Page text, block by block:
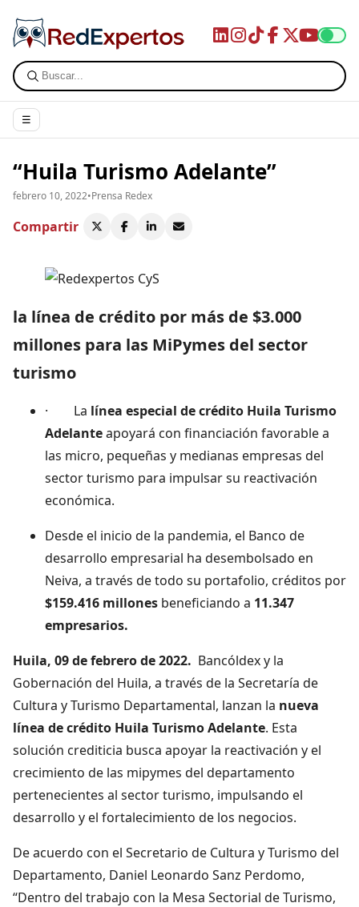
☰
“Huila Turismo Adelante”
febrero 10, 2022•Prensa Redex
Compartir
la línea de crédito por más de $3.000
millones para las MiPymes del sector
turismo
· La línea especial de crédito Huila Turismo
Adelanteapoyará con financiación favorable a
las micro, pequeñas y medianas empresas del
sector turismo para impulsar su reactivación
económica.
Desde el inicio de la pandemia, el Banco de
desarrollo empresarial ha desembolsado en
Neiva, a través de todo su portafolio, créditos por
$159.416 millones beneficiando a 11.347
empresarios.
Huila, 09 de febrero de 2022. Bancóldex y la
Gobernación del Huila, a través de la Secretaría de
Cultura y Turismo Departamental, lanzan la nueva
línea de crédito Huila Turismo Adelante. Esta
solución crediticia busca apoyar la reactivación y el
crecimiento de las mipymes del departamento
pertenecientes al sector turismo, impulsando el
desarrollo y el fortalecimiento de los negocios.
De acuerdo con el Secretario de Cultura y Turismo del
Departamento, Daniel Leonardo Sanz Perdomo,
“Dentro del trabajo con la Mesa Sectorial de Turismo,